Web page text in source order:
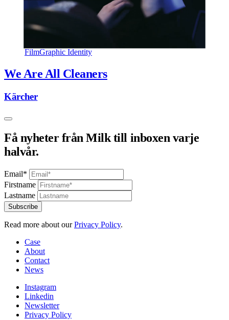
FilmGraphic Identity
We Are All Cleaners
Kärcher
Få nyheter från Milk till inboxen varje
halvår.
Email*
Firstname
Lastname
Read more about ourPrivacy Policy.
Case
About
Contact
News
Instagram
Linkedin
Newsletter
Privacy Policy